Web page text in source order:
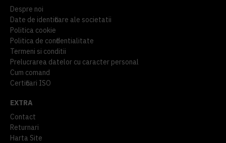
Despre noi
Date de identificare ale societatii
Politica cookie
Politica de confidentialitate
Termeni si conditii
Prelucrarea datelor cu caracter personal
Cum comand
Certificari ISO
EXTRA
Contact
Returnari
Harta Site